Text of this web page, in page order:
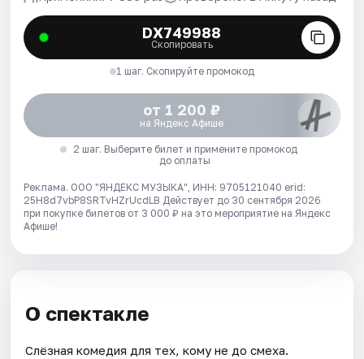
DX749988
Скопировать
1 шаг. Скопируйте промокод
от 1 200 ₽
на Яндекс Афише
2 шаг. Выберите билет и примените промокод
до оплаты
Реклама. ООО "ЯНДЕКС МУЗЫКА", ИНН: 9705121040 erid:
25H8d7vbP8SRTvHZrUcdLB Действует до 30 сентября 2026
при покупке билетов от 3 000 ₽ на это мероприятие на Яндекс
Афише!
О спектакле
Слёзная комедия для тех, кому не до смеха.